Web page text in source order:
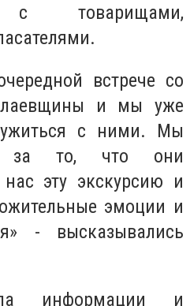
с товарищами,
встрече со
и мы уже
с ними. Мы
за то, что они
эту экскурсию и
эмоции и
- высказывались
информации и